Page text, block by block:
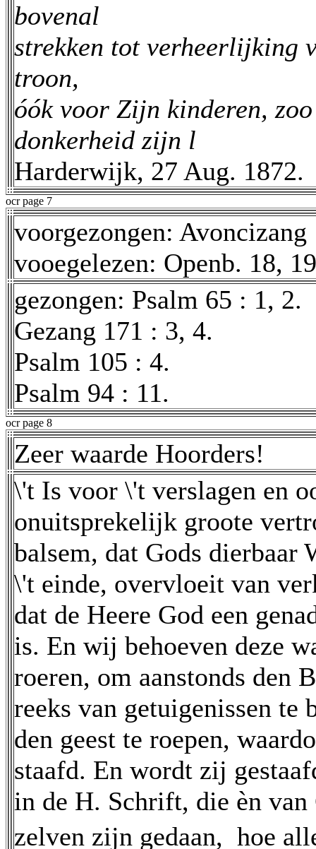
bovenal
strekken tot verheerlijking
troon,
óók voor Zijn kinderen,
donkerheid zijn l
Harderwijk, 27 Aug. 1872.
ocr page 7
voorgezongen: Avoncizang
vooegelezen: Openb. 18,
gezongen: Psalm 65 : 1, 2.
Gezang 171 : 3, 4.
Psalm 105 : 4.
Psalm 94 : 11.
ocr page 8
Zeer waarde Hoorders!
\'t Is voor \'t verslagen en
onuitsprekelijk groote
balsem, dat Gods dierbaar
\'t einde, overvloeit van
dat de Heere God een
is. En wij behoeven deze
roeren, om aanstonds den
reeks van getuigenissen te
den geest te roepen,
staafd. En wordt zij
in de H. Schrift, die èn van
zelven zijn gedaan,  hoe